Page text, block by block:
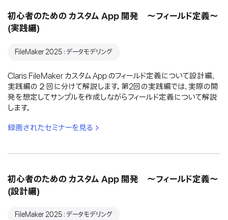
初心者のための カスタム App 開発 〜フィールド定義〜
(実践編)
FileMaker 2025：データモデリング
Claris FileMaker カスタム App のフィールド定義について設計編、
実践編の２回に分けて解説します。第2回の実践編では、実際の開
発を想定してサンプルを作成しながらフィールド定義について解説
します。
録画されたセミナーを見る
初心者のための カスタム App 開発 〜フィールド定義〜
(設計編)
FileMaker 2025：データモデリング